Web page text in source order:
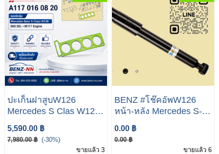
ปะเก็นฝาสูบW126
Mercedes S Clas W126
560 SEL A117 016 08
20
5,590.00 ฿
7,980.00 ฿ (-30%)
ขายแล้ว 3
BENZ #โช๊คอัพW126
หน้า-หลัง Mercedes S-
Class W126 280SEL
380SEL 500SEL ยี่ห้อ
BILSTEIN A126 320 00
0.00 ฿
0.00 ฿
ขายแล้ว 6